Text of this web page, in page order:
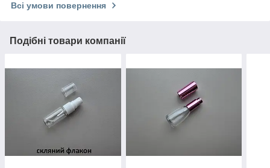
Всі умови повернення
Подібні товари компанії